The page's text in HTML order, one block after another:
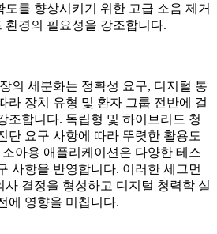
를 향상시키기 위한 고급 소음 제거
환경의 필요성을 강조합니다.
의 세분화는 정확성 요구, 디지털 통
라 장치 유형 및 환자 그룹 전반에 걸
조합니다. 독립형 및 하이브리드 청
단 요구 사항에 따라 뚜렷한 활용도
아용 애플리케이션은 다양한 테스
사항을 반영합니다. 이러한 세그먼
사 결정을 형성하고 디지털 청력학 실
에 영향을 미칩니다.